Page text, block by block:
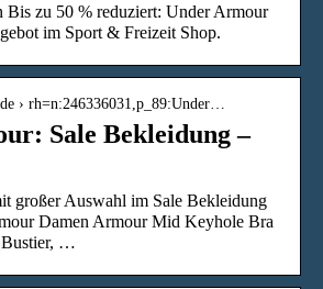
zu 50 % reduziert: Under Armour
im Sport & Freizeit Shop.
› rh=n:246336031,p_89:Under…
Sale Bekleidung –
großer Auswahl im Sale Bekleidung
Damen Armour Mid Keyhole Bra
Bustier, …